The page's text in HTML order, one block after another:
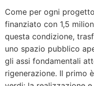
Come per ogni
finanziato con 1,5
questa condizione,
uno spazio pubblico
gli assi fondamentali
rigenerazione. Il primo